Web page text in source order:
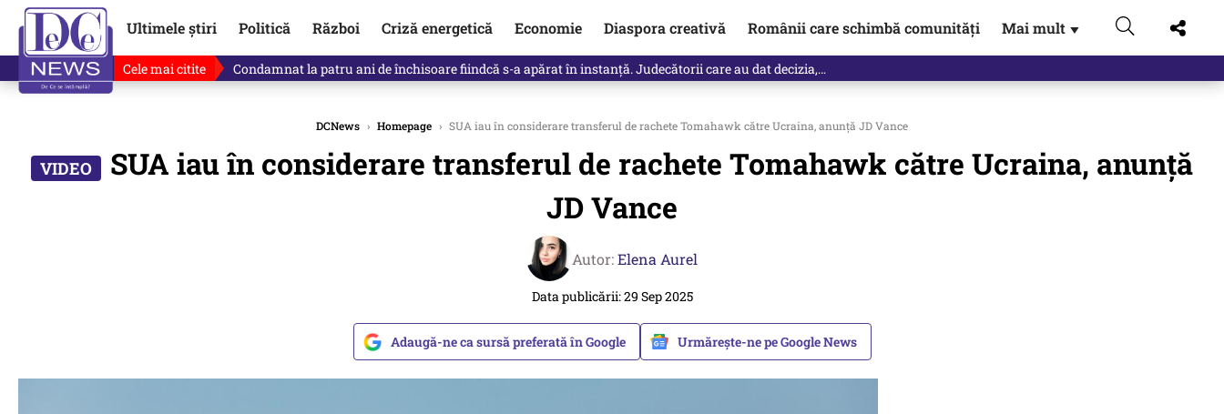
Ultimele știri Politică Război Criză energetică Economie Diaspora creativă Românii care schimbă comunități Mai mult ▼
Cele mai citite Singurul lucru care l-ar putea clinti pe Ilie Bolojan de la Palatul Victoria. Verdictul lui Bogdan Chirieac
DCNews › Homepage › SUA iau în considerare transferul de rachete Tomahawk către Ucraina, anunță JD Vance
SUA iau în considerare transferul de rachete Tomahawk către Ucraina, anunță
JD Vance
Autor:Elena Aurel
Data publicării: 29 Sep 2025
Adaugă-ne ca sursă preferată în Google Urmărește-ne pe Google News